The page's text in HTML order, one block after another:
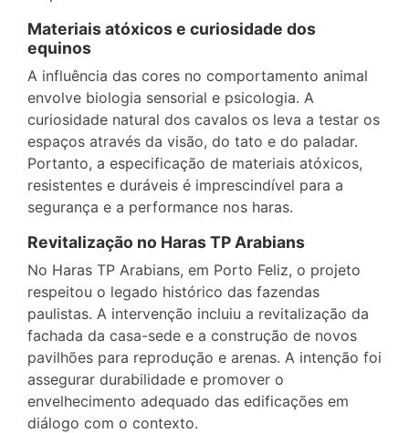
Materiais atóxicos e curiosidade dos
equinos
A influência das cores no comportamento animal
envolve biologia sensorial e psicologia. A
curiosidade natural dos cavalos os leva a testar os
espaços através da visão, do tato e do paladar.
Portanto, a especificação de materiais atóxicos,
resistentes e duráveis é imprescindível para a
segurança e a performance nos haras.
Revitalização no Haras TP Arabians
No Haras TP Arabians, em Porto Feliz, o projeto
respeitou o legado histórico das fazendas
paulistas. A intervenção incluiu a revitalização da
fachada da casa-sede e a construção de novos
pavilhões para reprodução e arenas. A intenção foi
assegurar durabilidade e promover o
envelhecimento adequado das edificações em
diálogo com o contexto.